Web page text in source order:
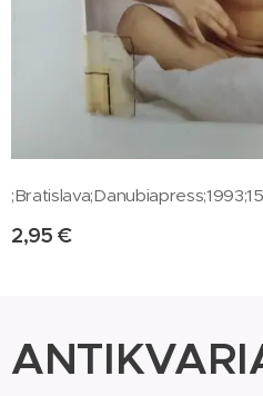
2,95 €